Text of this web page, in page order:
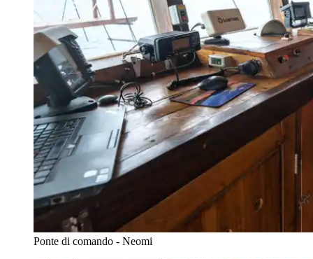
Ponte di comando - Neomi